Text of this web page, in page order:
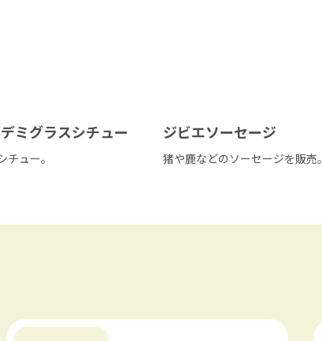
ミグラスシチュー
ュー。
ジビエソーセージ
猪や鹿などのソーセージを販売。